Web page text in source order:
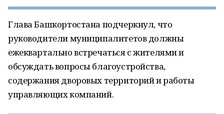
Глава Башкортостана подчеркнул, что
руководители муниципалитетов должны
ежеквартально встречаться с жителями и
обсуждать вопросы благоустройства,
содержания дворовых территорий и работы
управляющих компаний.